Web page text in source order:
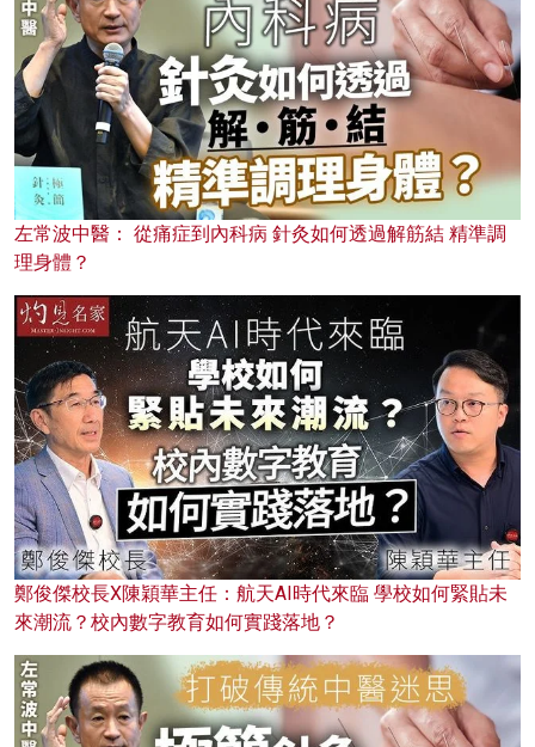
左常波中醫： 從痛症到內科病 針灸如何透過解筋結 精準調
理身體？
鄭俊傑校長X陳穎華主任：航天AI時代來臨 學校如何緊貼未
來潮流？校內數字教育如何實踐落地？